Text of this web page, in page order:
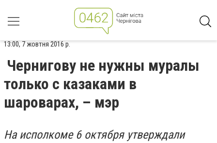
13:00, 7 жовтня 2016 р.
Чернигову не нужны муралы
только с казаками в
шароварах, – мэр
На исполкоме 6 октября утверждали